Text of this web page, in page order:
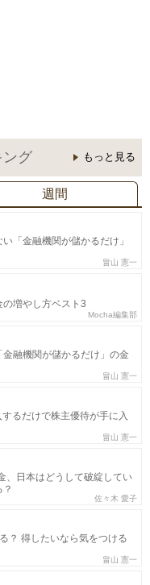
ング もっと見る
週間
「金融機関が儲かるだけ」
畠山 憲一
増やし方ベスト3
Mocha編集部
融機関が儲かるだけ」の金
畠山 憲一
るだけで株主優待が手に入
畠山 憲一
、日本はどうして破綻してい
佐々木 愛子
？ 得したいなら気をつける
畠山 憲一